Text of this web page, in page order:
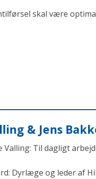
skal være
& Jens
Til dagligt
Dyrlæge og leder af